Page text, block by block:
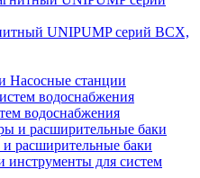
UNIPUMP серий BCX,
Насосные станции
водоснабжения
расширительные баки